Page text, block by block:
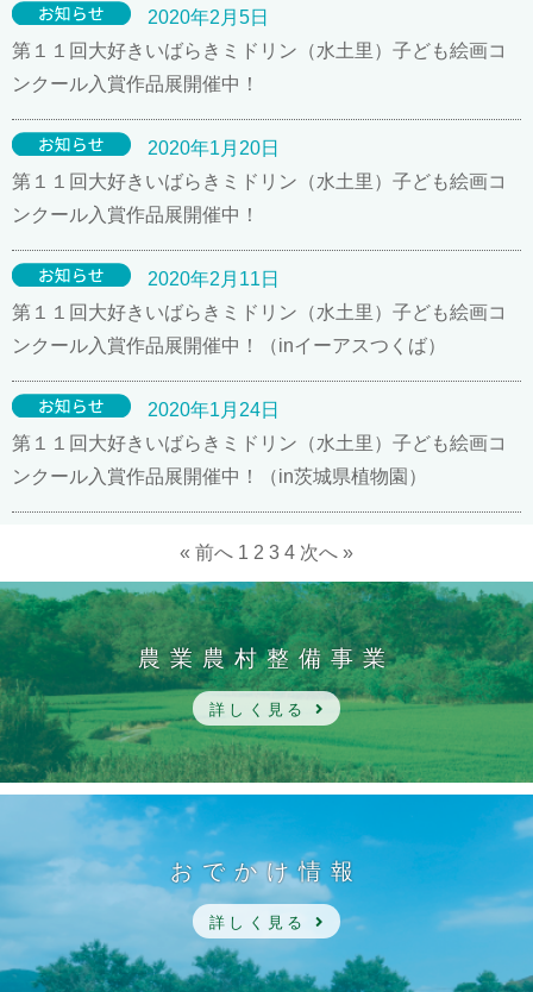
2020年2月5日
第１１回大好きいばらきミドリン（水土里）子ども絵画コ
ンクール入賞作品展開催中！
2020年1月20日
第１１回大好きいばらきミドリン（水土里）子ども絵画コ
ンクール入賞作品展開催中！
2020年2月11日
第１１回大好きいばらきミドリン（水土里）子ども絵画コ
ンクール入賞作品展開催中！（inイーアスつくば）
2020年1月24日
第１１回大好きいばらきミドリン（水土里）子ども絵画コ
ンクール入賞作品展開催中！（in茨城県植物園）
« 前へ 1 2 3 4 次へ »
農業農村整備事業
詳しく見る
おでかけ情報
詳しく見る